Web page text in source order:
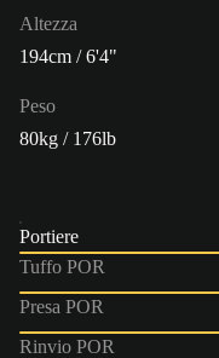
Altezza
194cm / 6'4"
Peso
80kg / 176lb
Portiere
Tuffo POR
Presa POR
Rinvio POR